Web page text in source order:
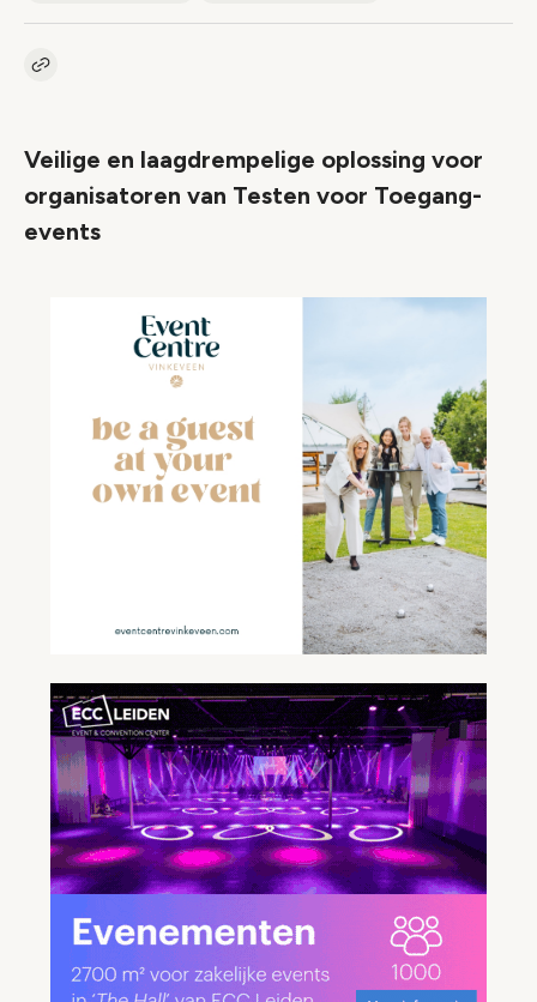
Kopieer link naar artikel
Veilige en laagdrempelige oplossing voor
organisatoren van Testen voor Toegang-
events